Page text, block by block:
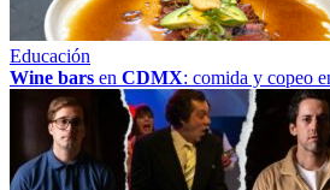
Educación
Wine bars en CDMX: comida y copeo